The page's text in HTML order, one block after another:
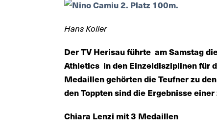
Hans Koller
Der TV Herisau führte am Samstag
Athletics in den Einzeldisziplinen für
Medaillen gehörten die Teufner zu
den Toppten sind die Ergebnisse
Chiara Lenzi mit 3 Medaillen